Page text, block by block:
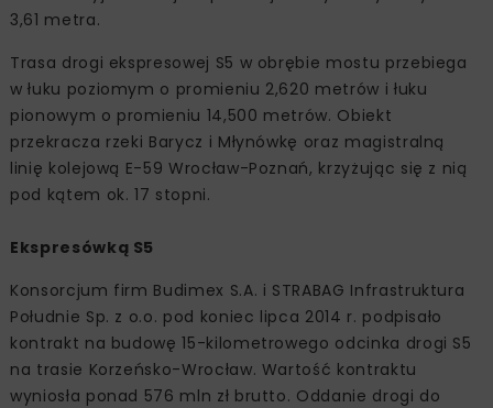
3,61 metra.
Trasa drogi ekspresowej S5 w obrębie mostu przebiega
w łuku poziomym o promieniu 2,620 metrów i łuku
pionowym o promieniu 14,500 metrów. Obiekt
przekracza rzeki Barycz i Młynówkę oraz magistralną
linię kolejową E-59 Wrocław-Poznań, krzyżując się z nią
pod kątem ok. 17 stopni.
Ekspresówką S5
Konsorcjum firm Budimex S.A. i STRABAG Infrastruktura
Południe Sp. z o.o. pod koniec lipca 2014 r. podpisało
kontrakt na budowę 15-kilometrowego odcinka drogi S5
na trasie Korzeńsko-Wrocław. Wartość kontraktu
wyniosła ponad 576 mln zł brutto. Oddanie drogi do